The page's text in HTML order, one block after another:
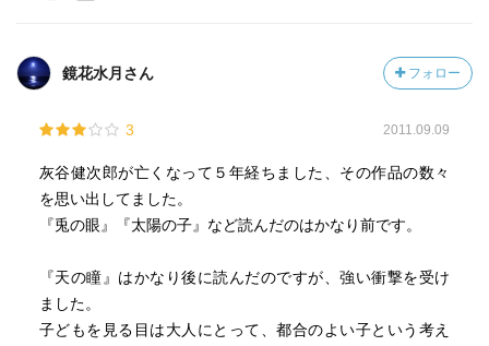
鏡花水月さん フォロー
3 2011.09.09
灰谷健次郎が亡くなって５年経ちました、その作品の数々
を思い出してました。
『兎の眼』『太陽の子』など読んだのはかなり前です。
『天の瞳』はかなり後に読んだのですが、強い衝撃を受け
ました。
子どもを見る目は大人にとって、都合のよい子という考え